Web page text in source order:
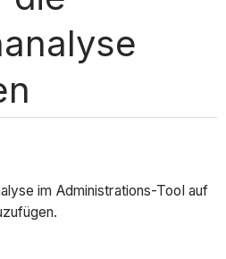
im Administrations-Tool auf